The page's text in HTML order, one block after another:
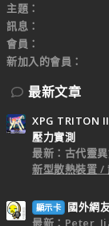
主題
訊息
會員
新加入的會員
最新文章
XPG TRITON
壓力實測
最新：古代靈
新型散熱裝置 /
顯示卡
國外網
最新：